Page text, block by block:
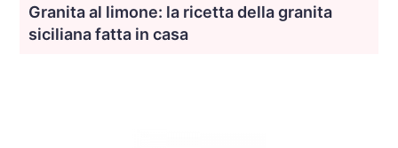
Granita al limone: la ricetta della granita
siciliana fatta in casa